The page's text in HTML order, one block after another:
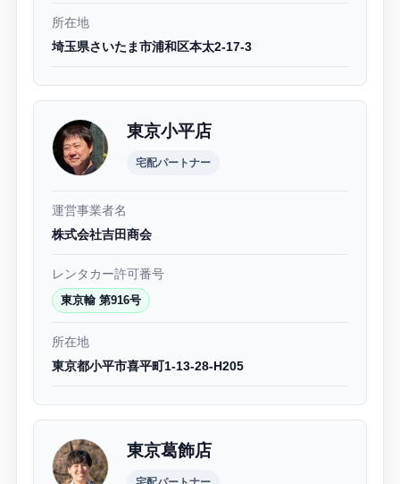
所在地
埼玉県さいたま市浦和区本太2-17-3
東京小平店
宅配パートナー
運営事業者名
株式会社吉田商会
レンタカー許可番号
東京輸 第916号
所在地
東京都小平市喜平町1-13-28-H205
東京葛飾店